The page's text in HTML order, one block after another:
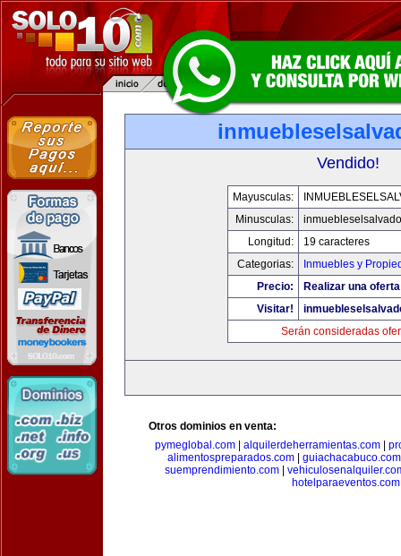
Vendido!
Mayusculas:
Minusculas:
Longitud:
19 caracteres
Categorias:
Inmuebles y
Precio:
Realizar una
Visitar!
Serán consideradas
Otros dominios en venta:
pymeglobal.com| alquilerdeherramientas.com|
alimentospreparados.com| guiachacabuco.com
suemprendimiento.com|
hotelparaeventos.com